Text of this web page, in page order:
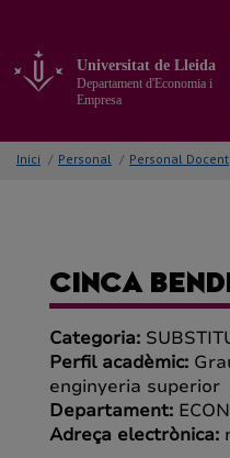
contingut
principal
pàgina
Universitat de Lleida
Departament d'Economia i
Empresa
Inici / Personal / Personal Docent